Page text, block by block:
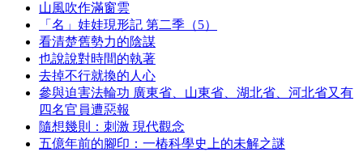
山風吹作滿窗雲
「名」娃娃現形記 第二季（5）
看清楚舊勢力的陰謀
也說說對時間的執著
去掉不行就換的人心
參與迫害法輪功 廣東省、山東省、湖北省、河北省又有
四名官員遭惡報
隨想幾則：刺激 現代觀念
五億年前的腳印：一樁科學史上的未解之謎